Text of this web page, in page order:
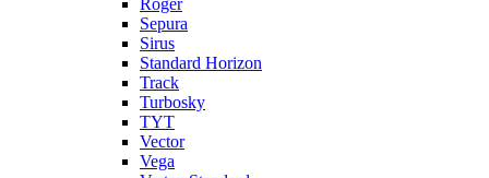
Roger
Sepura
Sirus
Standard Horizon
Track
Turbosky
TYT
Vector
Vega